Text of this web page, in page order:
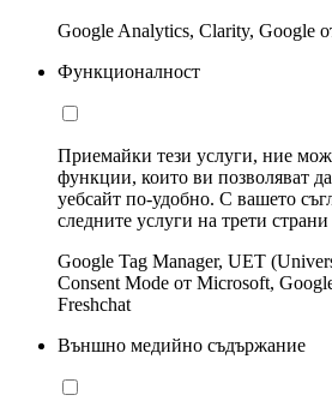
Google Analytics, Clarity, Google
Функционалност
Приемайки тези услуги, ние
функции, които ви позволяват
уебсайт по-удобно. С вашето
следните услуги на трети
Google Tag Manager, UET
Consent Mode от Microsoft,
Freshchat
Външно медийно съдържание